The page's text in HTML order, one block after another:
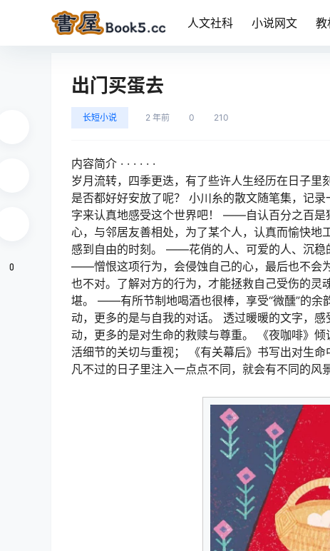
人文社科 小说网文 教
出门买蛋去
长短小说 2 年前 0 210
内容简介 · · · · · ·
岁月流转，四季更迭，有了些许人生经历在日子里
是否都好好安放了呢？ 小川糸的散文随笔集，记
字来认真地感受这个世界吧！ ——自认百分之百
心，与邻居友善相处，为了某个人，认真而愉快
感到自由的时刻。 ——花俏的人、可爱的人、沉稳
——憎恨这项行为，会侵蚀自己的心，最后也不会
也不对。了解对方的行为，才能拯救自己受伤的
堪。 ——有所节制地喝酒也很棒，享受“微醺”的余
动，更多的是与自我的对话。 透过暖暖的文字，
动，更多的是对生命的救赎与尊重。 《夜咖啡》
活细节的关切与重视； 《有关幕后》书写出对生
凡不过的日子里注入一点点不同，就会有不同的风
0